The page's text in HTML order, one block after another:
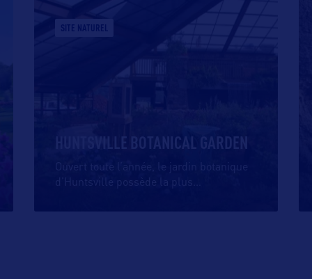
SITE NATUREL
HUNTSVILLE BOTANICAL GARDEN
Ouvert toute l’année, le jardin botanique
d’Huntsville possède la plus